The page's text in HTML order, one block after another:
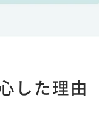
した理由